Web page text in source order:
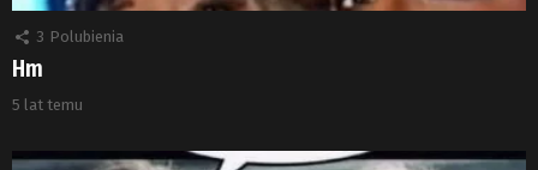
3 Polubienia
Hm
5 lat temu